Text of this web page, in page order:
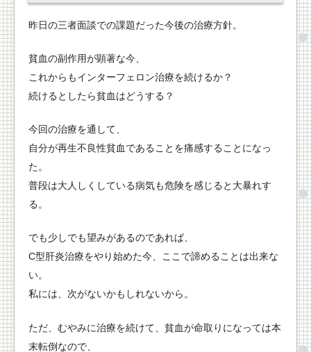
昨日の三者面談での課題だった今後の治療方針。
貧血の副作用が顕著な今、
これからもインターフェロン治療を続けるか？
続けるとしたら貧血はどうする？
今回の治療を通して、
自分が再生不良性貧血であることを痛感することになっ
た。
普段は大人しくしている病気も危険を感じると大暴れす
る。
でも少しでも望みがあるのであれば、
C型肝炎治療をやり始めた今、ここで諦めることは出来な
い。
私には、次がないかもしれないから。
ただ、むやみに治療を続けて、貧血が命取りになっては本
末転倒なので、